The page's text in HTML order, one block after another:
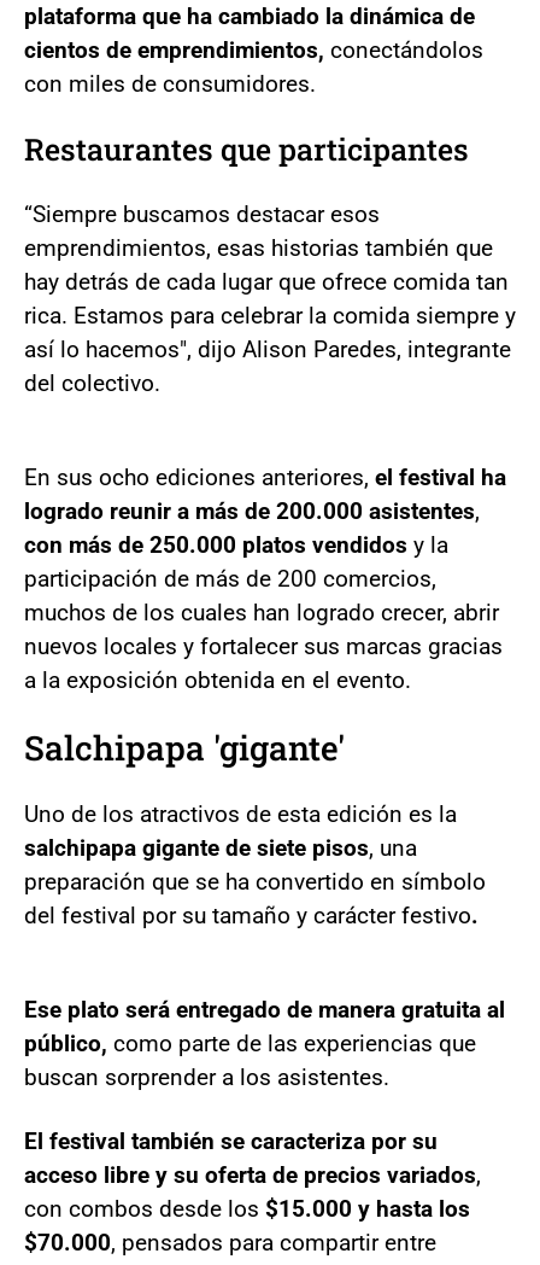
plataforma que ha cambiado la dinámica de
cientos de emprendimientos, conectándolos
con miles de consumidores.
Restaurantes que participantes
“Siempre buscamos destacar esos
emprendimientos, esas historias también que
hay detrás de cada lugar que ofrece comida tan
rica. Estamos para celebrar la comida siempre y
así lo hacemos", dijo Alison Paredes, integrante
del colectivo.
En sus ocho ediciones anteriores, el festival ha
logrado reunir a más de 200.000 asistentes,
con más de 250.000 platos vendidos y la
participación de más de 200 comercios,
muchos de los cuales han logrado crecer, abrir
nuevos locales y fortalecer sus marcas gracias
a la exposición obtenida en el evento.
Salchipapa 'gigante'
Uno de los atractivos de esta edición es la
salchipapa gigante de siete pisos, una
preparación que se ha convertido en símbolo
del festival por su tamaño y carácter festivo.
Ese plato será entregado de manera gratuita al
público, como parte de las experiencias que
buscan sorprender a los asistentes.
El festival también se caracteriza por su
acceso libre y su oferta de precios variados,
con combos desde los $15.000 y hasta los
$70.000, pensados para compartir entre